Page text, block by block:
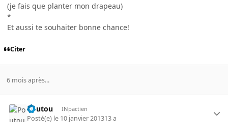
(je fais que planter mon drapeau)
*
Et aussi te souhaiter bonne chance!
Citer
6 mois après...
Poutou INpactien
Posté(e) le 10 janvier 201313 a